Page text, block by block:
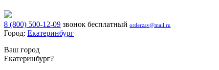
8 (800) 500-12-09 звонок бесплатный orderzav@mail.ru
Город: Екатеринбург
Ваш город
Екатеринбург?